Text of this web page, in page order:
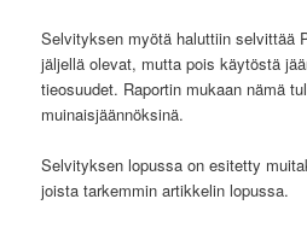
Selvityksen myötä haluttiin selvittää
jäljellä olevat, mutta pois käytöstä
tieosuudet. Raportin mukaan nämä
muinaisjäännöksinä.
Selvityksen lopussa on esitetty
joista tarkemmin artikkelin lopussa.